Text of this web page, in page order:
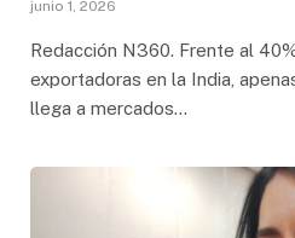
junio 1, 2026
Redacción N360. Frente al
exportadoras en la India,
llega a mercados…